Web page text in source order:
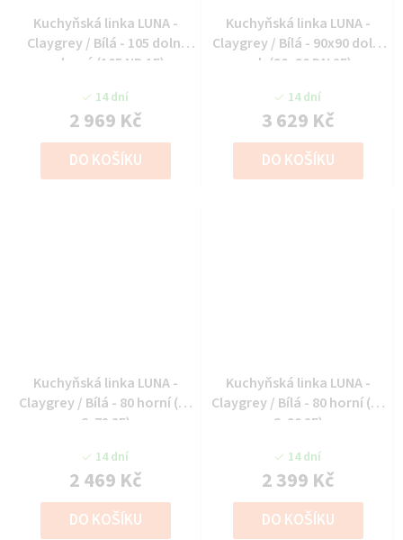
Kuchyňská linka LUNA -
Claygrey / Bílá - 105 dolní
rohová (105 ND 1F)
14 dní
2 969 Kč
DO KOŠÍKU
Kuchyňská linka LUNA -
Claygrey / Bílá - 90x90 dolní
roh (90x90 DN 2F)
14 dní
3 629 Kč
DO KOŠÍKU
Kuchyňská linka LUNA -
Claygrey / Bílá - 80 horní (80
G-72 2F)
14 dní
2 469 Kč
DO KOŠÍKU
Kuchyňská linka LUNA -
Claygrey / Bílá - 80 horní (80
G-90 2F)
14 dní
2 399 Kč
DO KOŠÍKU